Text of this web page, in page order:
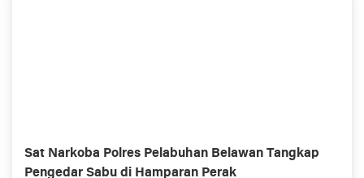
Sat Narkoba Polres Pelabuhan Belawan Tangkap
Pengedar Sabu di Hamparan Perak